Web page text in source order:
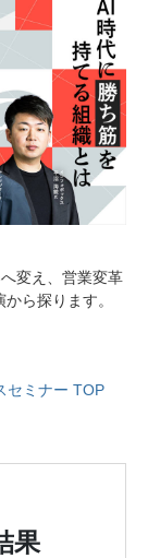
変え、営業変革
ら探ります。
セミナー TOP
果